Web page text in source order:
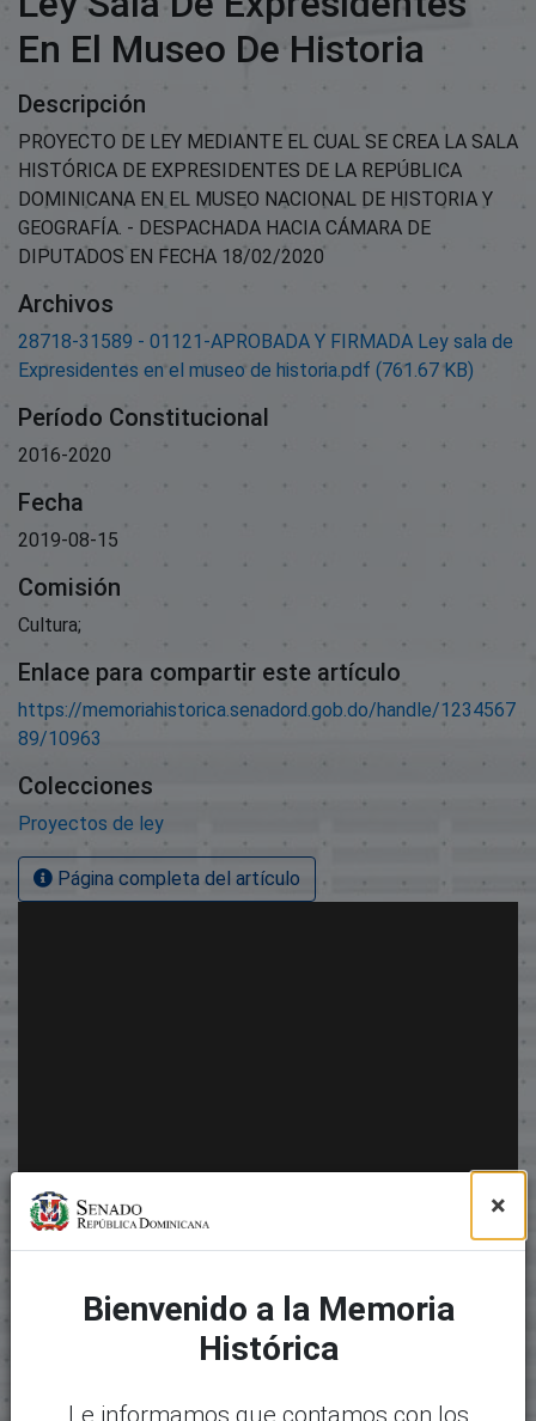
En El Museo De Historia
Descripción
PROYECTO DE LEY MEDIANTE EL CUAL SE CREA LA SALA
HISTÓRICA DE EXPRESIDENTES DE LA REPÚBLICA
DOMINICANA EN EL MUSEO NACIONAL DE HISTORIA Y
GEOGRAFÍA. - DESPACHADA HACIA CÁMARA DE
DIPUTADOS EN FECHA 18/02/2020
Archivos
28718-31589 - 01121-APROBADA Y FIRMADA Ley sala de
Expresidentes en el museo de historia.pdf (761.67 KB)
Período Constitucional
2016-2020
Fecha
2019-08-15
Comisión
Cultura;
Enlace para compartir este artículo
https://memoriahistorica.senadord.gob.do/handle/1234567
89/10963
Colecciones
Proyectos de ley
Página completa del artículo
×
Bienvenido a la Memoria
Histórica
Le informamos que contamos con los